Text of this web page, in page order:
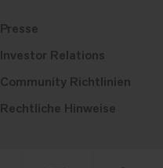
Presse
Investor Relations
Community Richtlinien
Rechtliche Hinweise